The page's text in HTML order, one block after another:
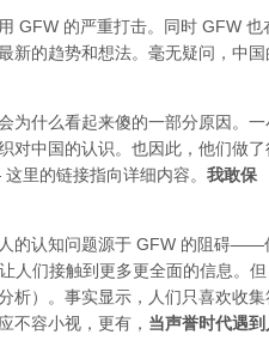
GFW 的严重打击。同时 GFW 也
新的趋势和想法。毫无疑问，中国
为什么看起来傻的一部分原因。一
对中国的认识。也因此，他们做了
里的链接指向详细内容。 我敢保
的认知问题源于 GFW 的阻碍——
人们接触到更多更全面的信息。但
析）。事实显示，人们只喜欢收集
不容小视，更有， 当声誉时代遇到